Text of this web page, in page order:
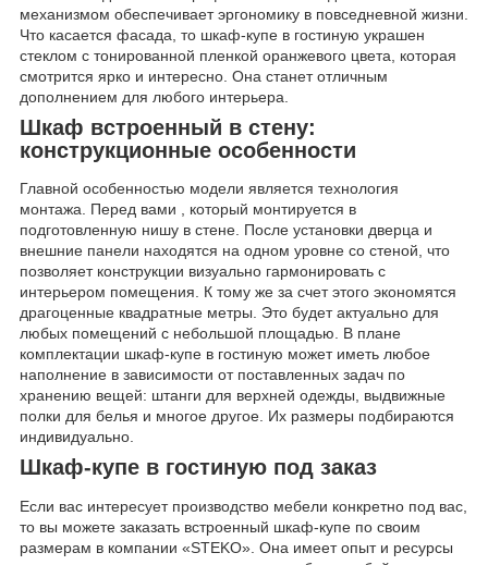
механизмом обеспечивает эргономику в повседневной жизни.
Что касается фасада, то шкаф-купе в гостиную украшен
стеклом с тонированной пленкой оранжевого цвета, которая
смотрится ярко и интересно. Она станет отличным
дополнением для любого интерьера.
Шкаф встроенный в стену:
конструкционные особенности
Главной особенностью модели является технология
монтажа. Перед вами , который монтируется в
подготовленную нишу в стене. После установки дверца и
внешние панели находятся на одном уровне со стеной, что
позволяет конструкции визуально гармонировать с
интерьером помещения. К тому же за счет этого экономятся
драгоценные квадратные метры. Это будет актуально для
любых помещений с небольшой площадью. В плане
комплектации шкаф-купе в гостиную может иметь любое
наполнение в зависимости от поставленных задач по
хранению вещей: штанги для верхней одежды, выдвижные
полки для белья и многое другое. Их размеры подбираются
индивидуально.
Шкаф-купе в гостиную под заказ
Если вас интересует производство мебели конкретно под вас,
то вы можете заказать встроенный шкаф-купе по своим
размерам в компании «STEKO». Она имеет опыт и ресурсы